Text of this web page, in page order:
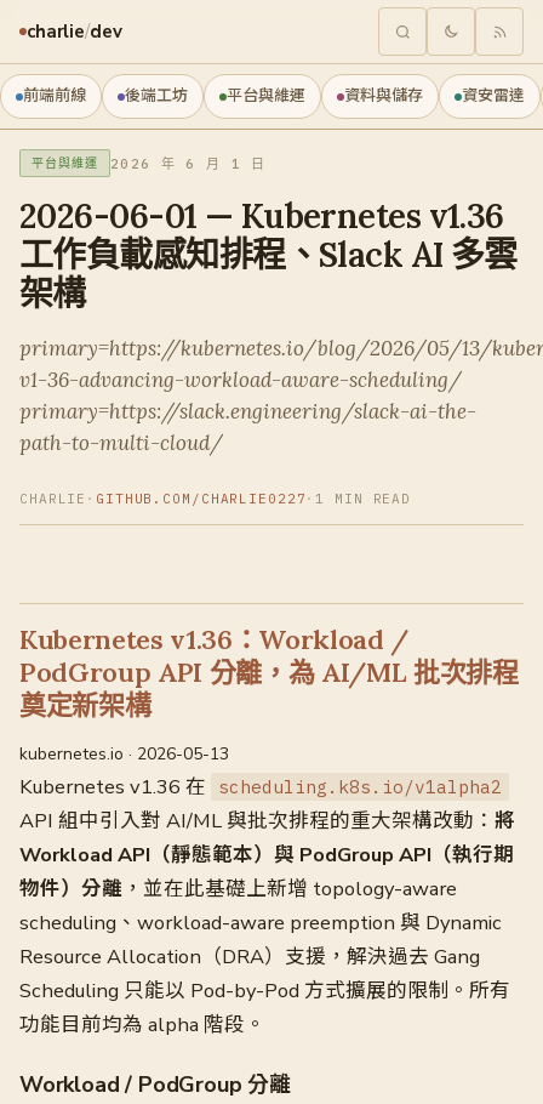
charlie/dev
前端前線 後端工坊 平台與維運 資料與儲存 資安雷達
平台與維運 2026 年 6 月 1 日
2026-06-01 — Kubernetes v1.36
工作負載感知排程、Slack AI 多雲
架構
primary=https://kubernetes.io/blog/2026/05/13/
v1-36-advancing-workload-aware-scheduling/
primary=https://slack.engineering/slack-ai-the-
path-to-multi-cloud/
CHARLIE · GITHUB.COM/CHARLIE0227 · 1 MIN READ
Kubernetes v1.36：Workload /
PodGroup API 分離，為 AI/ML 批次排程
奠定新架構
kubernetes.io · 2026-05-13
Kubernetes v1.36 在 scheduling.k8s.io/v1alpha2
API 組中引入對 AI/ML 與批次排程的重大架構改動： 將
Workload API（靜態範本）與 PodGroup API（執行期
物件）分離 ，並在此基礎上新增 topology-aware
scheduling、workload-aware preemption 與 Dynamic
Resource Allocation（DRA）支援，解決過去 Gang
Scheduling 只能以 Pod-by-Pod 方式擴展的限制。所有
功能目前均為 alpha 階段。
Workload / PodGroup 分離